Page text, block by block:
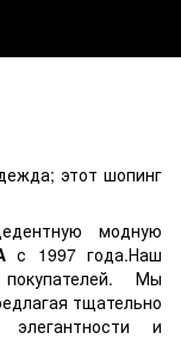
этот шопинг
модную
с 1997 года.Наш
покупателей. Мы
тщательно
элегантности и